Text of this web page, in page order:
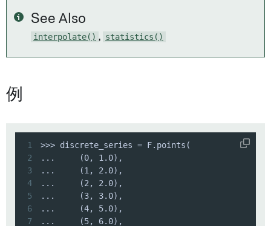
See Also
interpolate() , statistics()
例
1
2
3
4
5
6
7